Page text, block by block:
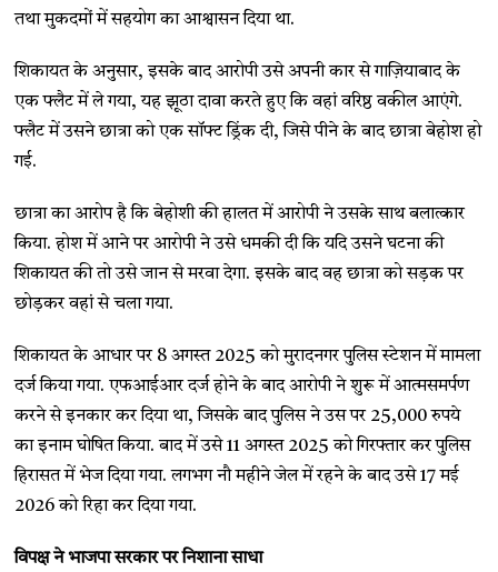
तथा मुकदमों में सहयोग का आश्वासन दिया था.
शिकायत के अनुसार, इसके बाद आरोपी उसे अपनी कार से गाज़ियाबाद के
एक फ्लैट में ले गया, यह झूठा दावा करते हुए कि वहां वरिष्ठ वकील आएंगे.
फ्लैट में उसने छात्रा को एक सॉफ्ट ड्रिंक दी, जिसे पीने के बाद छात्रा बेहोश हो
गई.
छात्रा का आरोप है कि बेहोशी की हालत में आरोपी ने उसके साथ बलात्कार
किया. होश में आने पर आरोपी ने उसे धमकी दी कि यदि उसने घटना की
शिकायत की तो उसे जान से मरवा देगा. इसके बाद वह छात्रा को सड़क पर
छोड़कर वहां से चला गया.
शिकायत के आधार पर 8 अगस्त 2025 को मुरादनगर पुलिस स्टेशन में मामला
दर्ज किया गया. एफआईआर दर्ज होने के बाद आरोपी ने शुरू में आत्मसमर्पण
करने से इनकार कर दिया था, जिसके बाद पुलिस ने उस पर 25,000 रुपये
का इनाम घोषित किया. बाद में उसे 11 अगस्त 2025 को गिरफ्तार कर पुलिस
हिरासत में भेज दिया गया. लगभग नौ महीने जेल में रहने के बाद उसे 17 मई
2026 को रिहा कर दिया गया.
विपक्ष ने भाजपा सरकार पर निशाना साधा